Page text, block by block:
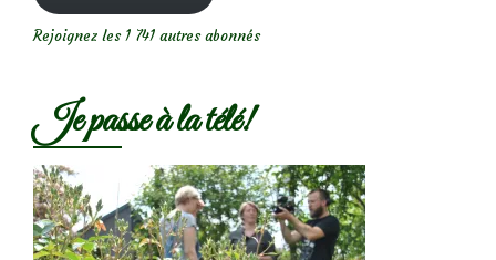
Rejoignez les 1 741 autres abonnés
Je passe à la télé!